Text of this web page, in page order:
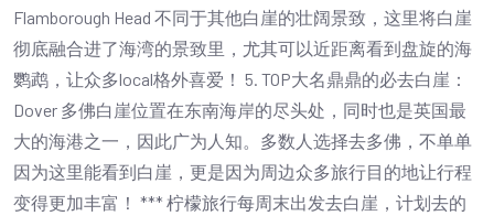
Flamborough Head 不同于其他白崖的壮阔景致，这里将白崖
彻底融合进了海湾的景致里，尤其可以近距离看到盘旋的海
鹦鹉，让众多local格外喜爱！ 5. TOP大名鼎鼎的必去白崖：
Dover 多佛白崖位置在东南海岸的尽头处，同时也是英国最
大的海港之一，因此广为人知。多数人选择去多佛，不单单
因为这里能看到白崖，更是因为周边众多旅行目的地让行程
变得更加丰富！ *** 柠檬旅行每周末出发去白崖，计划去的